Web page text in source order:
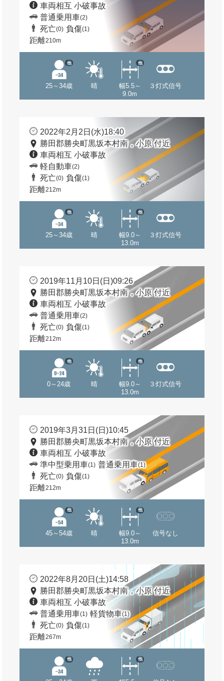
車両相互 小破事故
普通乗用車(2)
死亡(0) 負傷(1)
距離210m
25～34歳
他
晴
幅5.5～
9.0m
他
３灯式信号
2022年2月2日(水)18:40
勝田郡勝央町黒坂本村南，小原 付近
車両相互 小破事故
軽自動車(2)
死亡(0) 負傷(1)
距離212m
25～34歳
他
晴
幅9.0～
13.0m
他
３灯式信号
2019年11月10日(日)09:26
勝田郡勝央町黒坂本村南，小原 付近
車両相互 小破事故
普通乗用車(2)
死亡(0) 負傷(1)
距離212m
0～24歳
他
晴
幅9.0～
13.0m
他
３灯式信号
2019年3月31日(日)10:45
勝田郡勝央町黒坂本村南，小原 付近
車両相互 小破事故
準中型乗用車(1) 普通乗用車(1)
死亡(0) 負傷(1)
距離212m
45～54歳
他
晴
幅9.0～
13.0m
他
信号なし
2022年8月20日(土)14:58
勝田郡勝央町黒坂本村南，小原 付近
車両相互 小破事故
普通乗用車(1) 軽貨物車(1)
死亡(0) 負傷(1)
距離267m
他 他